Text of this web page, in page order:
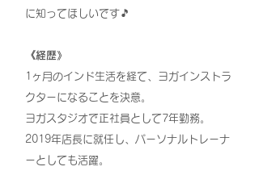
に知ってほしいです🎵
《経歴》
1ヶ月のインド生活を経て、ヨガインストラ
クターになることを決意。
ヨガスタジオで正社員として7年勤務。
2019年店長に就任し、パーソナルトレーナ
ーとしても活躍。